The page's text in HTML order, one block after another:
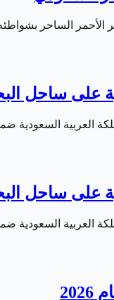
شواطئ البحر الأحمر إلى وجهة
شواطئ البحر الأحمر إلى وجهة